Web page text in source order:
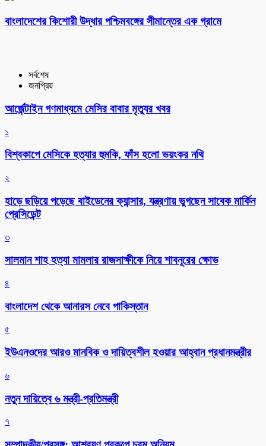
বাংলাদেশের কিশোরী উদ্ধার পশ্চিমবঙ্গের সীমান্তের এক গ্রামে
সর্বশেষ
জনপ্রিয়
আর্জেন্টাইন গণমাধ্যমে মেসির বাবার মৃত্যুর খবর
১
বিশ্বকাপে মেসিকে হত্যার হুমকি, ফাঁস হলো ভয়ংকর নথি
২
হাড়ে ছড়িয়ে পড়েছে বাইডেনের ক্যান্সার, যন্ত্রণায় ভুগছেন সাবেক মার্কিন
প্রেসিডেন্ট
৩
সালমান শাহ হত্যা মামলার রাজসাক্ষীকে নিয়ে শাবনূরের ক্ষোভ
৪
বাংলাদেশ থেকে আনারস নেবে পাকিস্তান
৫
ইউএনওদের আরও মানবিক ও দায়িত্বশীল হওয়ার আহ্বান প্রধানমন্ত্রীর
৬
নতুন দায়িত্বে ৬ মন্ত্রী-প্রতিমন্ত্রী
৭